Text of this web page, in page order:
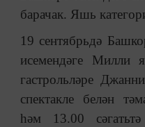
барачак. Яшь
19 сентябрьдә
исемендәге Милли
гастрольләре
спектакле белән
һәм 13.00